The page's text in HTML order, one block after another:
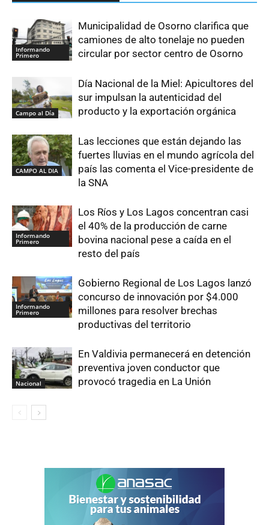
Informando
Primero
Municipalidad de Osorno clarifica que
camiones de alto tonelaje no pueden
circular por sector centro de Osorno
Campo al Día
Día Nacional de la Miel: Apicultores del
sur impulsan la autenticidad del
producto y la exportación orgánica
CAMPO AL DIA
Las lecciones que están dejando las
fuertes lluvias en el mundo agrícola del
país las comenta el Vice-presidente de
la SNA
Informando
Primero
Los Ríos y Los Lagos concentran casi
el 40% de la producción de carne
bovina nacional pese a caída en el
resto del país
Informando
Primero
Gobierno Regional de Los Lagos lanzó
concurso de innovación por $4.000
millones para resolver brechas
productivas del territorio
Nacional
En Valdivia permanecerá en detención
preventiva joven conductor que
provocó tragedia en La Unión